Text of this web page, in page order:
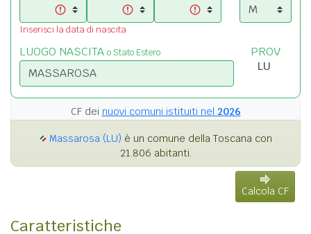
Inserisci la data di nascita
LUOGO NASCITA o Stato Estero PROV
CF dei nuovi comuni istituiti nel 2026
Massarosa (LU) è un comune della Toscana con
21.806 abitanti.
Calcola CF
Caratteristiche